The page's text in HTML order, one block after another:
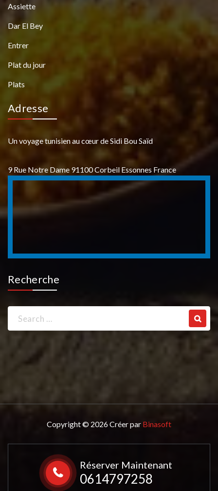
Assiette
Dar El Bey
Entrer
Plat du jour
Plats
Adresse
Un voyage tunisien au cœur de Sidi Bou Saïd
9 Rue Notre Dame 91100 Corbeil Essonnes France
Recherche
for:
Copyright © 2026 Créer par Binasoft
Réserver Maintenant
0614797258